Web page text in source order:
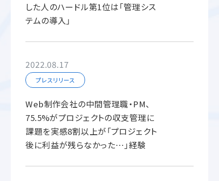
した人のハードル第1位は「管理シス
テムの導入」
2022.08.17
プレスリリース
Web制作会社の中間管理職・PM、
75.5%がプロジェクトの収支管理に
課題を実感8割以上が「プロジェクト
後に利益が残らなかった…」経験